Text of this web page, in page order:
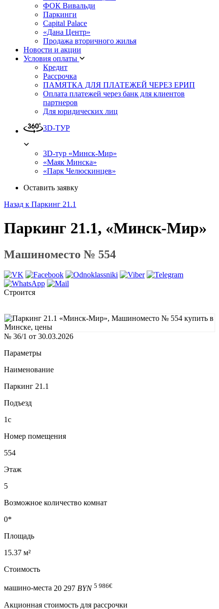
ФОК Вивальди
Паркинги
Capital Palace
«Дана Центр»
Продажа вторичного жилья
Новости и акции
Условия оплаты
Кредит
Рассрочка
ПАМЯТКА ДЛЯ ПЛАТЕЖЕЙ ЧЕРЕЗ ЕРИП
Оплата платежей через банк для клиентов
партнеров
Для юридических лиц
3D-ТУР
3D-тур «Минск-Мир»
«Маяк Минска»
«Парк Челюскинцев»
Оставить заявку
Назад к Паркинг 21.1
Паркинг 21.1, «Минск-Мир»
Машиноместо № 554
Строится
№ 36/1 от 30.03.2026
Параметры
Наименование
Паркинг 21.1
Подъезд
1с
Номер помещения
554
Этаж
5
Возможное количество комнат
0*
Площадь
15.37 м²
Стоимость
машино-места 20 297 BYN 5 986€
Акционная стоимость для рассрочки